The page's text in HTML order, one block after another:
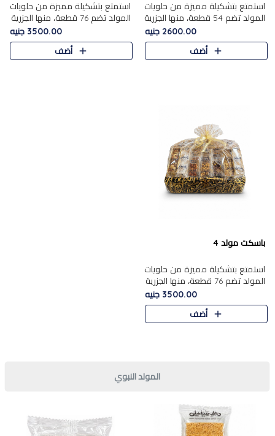
استمتع بتشكيلة مميزة من حلويات
المولد تضم 54 قطعة، منها الجزرية
بالفول والبندق، علي بابا بالمكسرات،
ا.....
2600.00 جنيه
أضف
استمتع بتشكيلة مميزة من حلويات
المولد تضم 76 قطعة، منها الجزرية
بالفول والبندق، علي باب........
3500.00 جنيه
أضف
باسكت مولد 4
استمتع بتشكيلة مميزة من حلويات
المولد تضم 76 قطعة، منها الجزرية
بالفول والبندق، علي بابا
بالمكسرات.......
3500.00 جنيه
أضف
المولد النبوي